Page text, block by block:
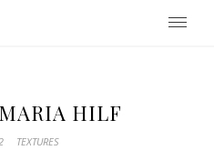
HILF
TEXTURES